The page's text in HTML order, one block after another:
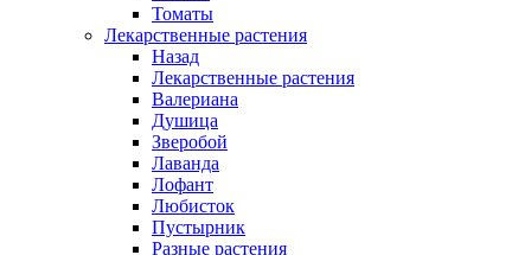
Томаты
Лекарственные растения
Назад
Лекарственные растения
Валериана
Душица
Зверобой
Лаванда
Лофант
Любисток
Пустырник
Разные растения